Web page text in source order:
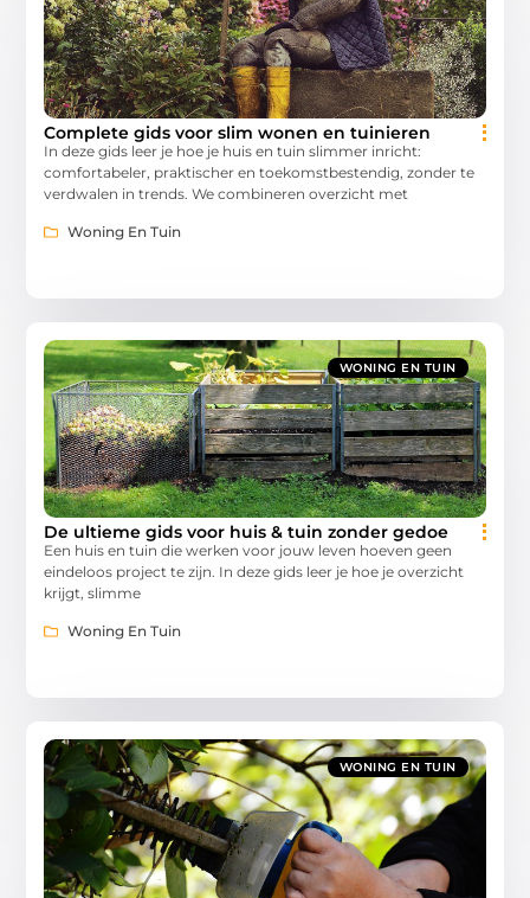
Complete gids voor slim wonen en tuinieren
In deze gids leer je hoe je huis en tuin slimmer inricht:
comfortabeler, praktischer en toekomstbestendig, zonder te
verdwalen in trends. We combineren overzicht met
Woning En Tuin
WONING EN TUIN
De ultieme gids voor huis & tuin zonder gedoe
Een huis en tuin die werken voor jouw leven hoeven geen
eindeloos project te zijn. In deze gids leer je hoe je overzicht
krijgt, slimme
Woning En Tuin
WONING EN TUIN